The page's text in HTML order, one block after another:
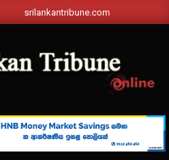
srilankantribune.com